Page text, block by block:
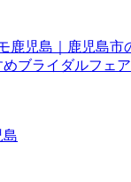
めブライダルフェア
島